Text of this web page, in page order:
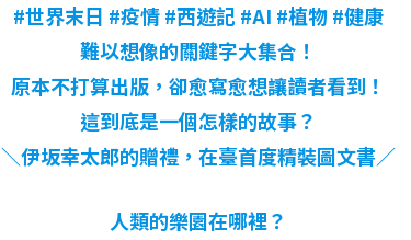
#世界末日 #疫情 #西遊記 #AI #植物 #健康
難以想像的關鍵字大集合！
原本不打算出版，卻愈寫愈想讓讀者看到！
這到底是一個怎樣的故事？
＼伊坂幸太郎的贈禮，在臺首度精裝圖文書／
人類的樂園在哪裡？